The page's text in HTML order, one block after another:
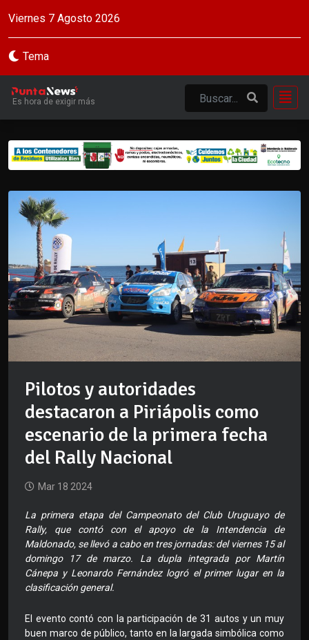
Viernes 7 Agosto 2026
Tema
Es hora de exigir más
Pilotos y autoridades
destacaron a Piriápolis como
escenario de la primera fecha
del Rally Nacional
Mar 18 2024
La primera etapa del Campeonato del Club Uruguayo de
Rally, que contó con el apoyo de la Intendencia de
Maldonado, se llevó a cabo en tres jornadas: del viernes 15 al
domingo 17 de marzo. La dupla integrada por Martín
Cánepa y Leonardo Fernández logró el primer lugar en la
clasificación general.
El evento contó con la participación de 31 autos y un muy
buen marco de público, tanto en la largada simbólica como